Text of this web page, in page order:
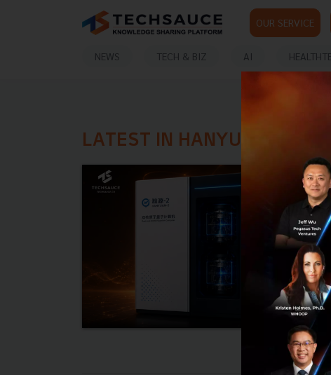
OUR SERVICE
NEWS TECH & BIZ AI
LATEST IN HANYUAN 2